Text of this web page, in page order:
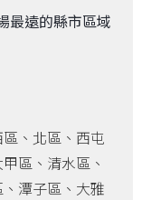
最遠的縣市區域
、北區、西屯
區、清水區、
潭子區、大雅